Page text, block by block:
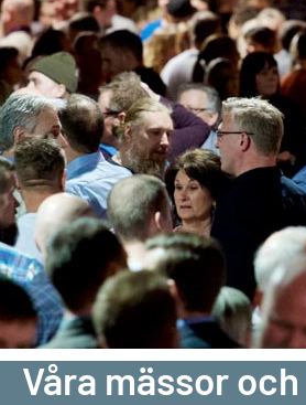
Våra mässor